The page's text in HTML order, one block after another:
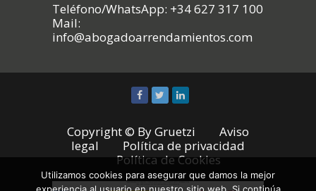
Teléfono/WhatsApp: +34 627 317 100
Mail:
info@abogadoarrendamientos.com
Copyright © ByGruetzi
Aviso
legal
Política de privacidad
Política de Cookies
Utilizamos cookies para asegurar que damos la mejor